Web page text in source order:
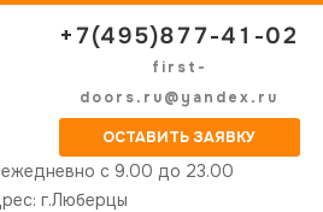
ежедневно с 9.00 до 23.00
г.Люберцы
+7(495)877-41-02
first-
doors.ru@yandex.ru
ОСТАВИТЬ ЗАЯВКУ